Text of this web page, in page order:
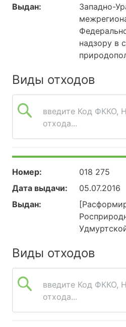
Выдан:
Западно-
надзору в
Виды отходов
введите Код ФККО,
отхода...
Номер:
018 275
Дата выдачи:
05.07.2016
Выдан:
Виды отходов
введите Код ФККО,
отхода...